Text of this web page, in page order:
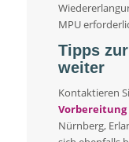
MPU
Tipps
weiter
Kontaktieren
Nürnberg,